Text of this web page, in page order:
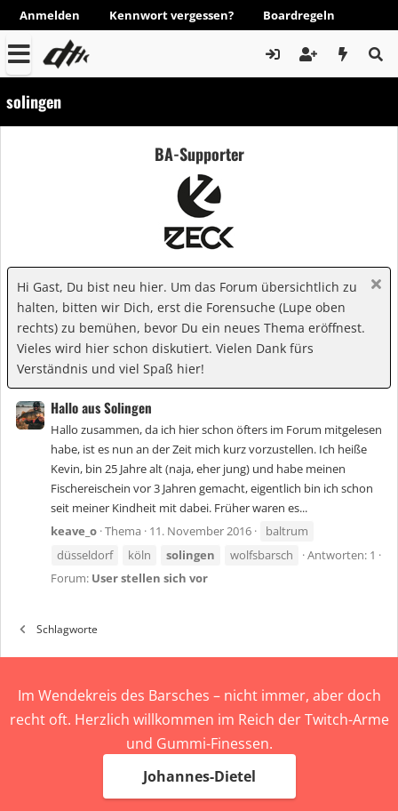
Anmelden Kennwort vergessen? Boardregeln
solingen
BA-Supporter
Hi Gast, Du bist neu hier. Um das Forum übersichtlich zu
halten, bitten wir Dich, erst die Forensuche (Lupe oben
rechts) zu bemühen, bevor Du ein neues Thema eröffnest.
Vieles wird hier schon diskutiert. Vielen Dank fürs
Verständnis und viel Spaß hier!
Hallo aus Solingen
Hallo zusammen, da ich hier schon öfters im Forum mitgelesen
habe, ist es nun an der Zeit mich kurz vorzustellen. Ich heiße
Kevin, bin 25 Jahre alt (naja, eher jung) und habe meinen
Fischereischein vor 3 Jahren gemacht, eigentlich bin ich schon
seit meiner Kindheit mit dabei. Früher waren es...
keave_o Thema 11. November 2016
baltrum
düsseldorf
köln solingen wolfsbarsch
Antworten: 1
Forum: User stellen sich vor
Schlagworte
Im Wendekreis des Barsches – nicht immer, aber doch
recht oft. Herzlich willkommen im Reich der Twitch-Arme
und Gummi-Finessen.
Johannes-Dietel